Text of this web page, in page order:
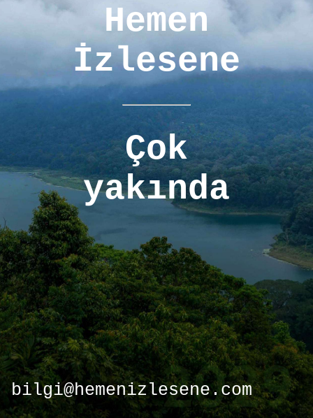
Hemen
İzlesene
Çok
yakında
bilgi@hemenizlesene.com